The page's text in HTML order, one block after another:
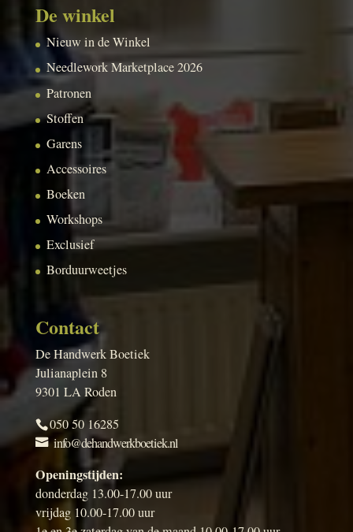
De winkel
Nieuw in de Winkel
Needlework Marketplace 2026
Patronen
Stoffen
Garens
Accessoires
Boeken
Workshops
Exclusief
Borduurweetjes
Contact
De Handwerk Boetiek
Julianaplein 8
9301 LA Roden
050 50 16285
info@dehandwerkboetiek.nl
Openingstijden:
donderdag 13.00-17.00 uur
vrijdag 10.00-17.00 uur